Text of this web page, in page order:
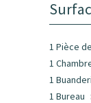
1 Pièce
1
1
1 Bureau